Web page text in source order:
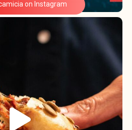
on Instagram